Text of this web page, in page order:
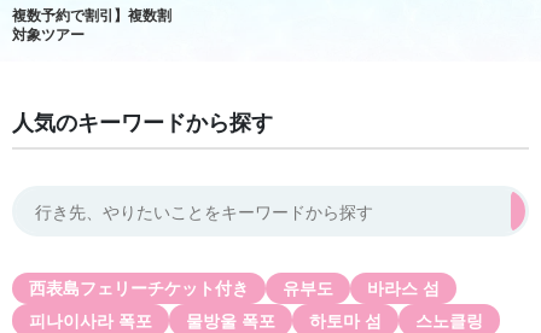
複数予約で割引】複数割
対象ツアー
人気のキーワードから探す
西表島フェリーチケット付き 유부도
바라스 섬
피나이사라 폭포
물방울 폭포 하토마 섬
스노클링